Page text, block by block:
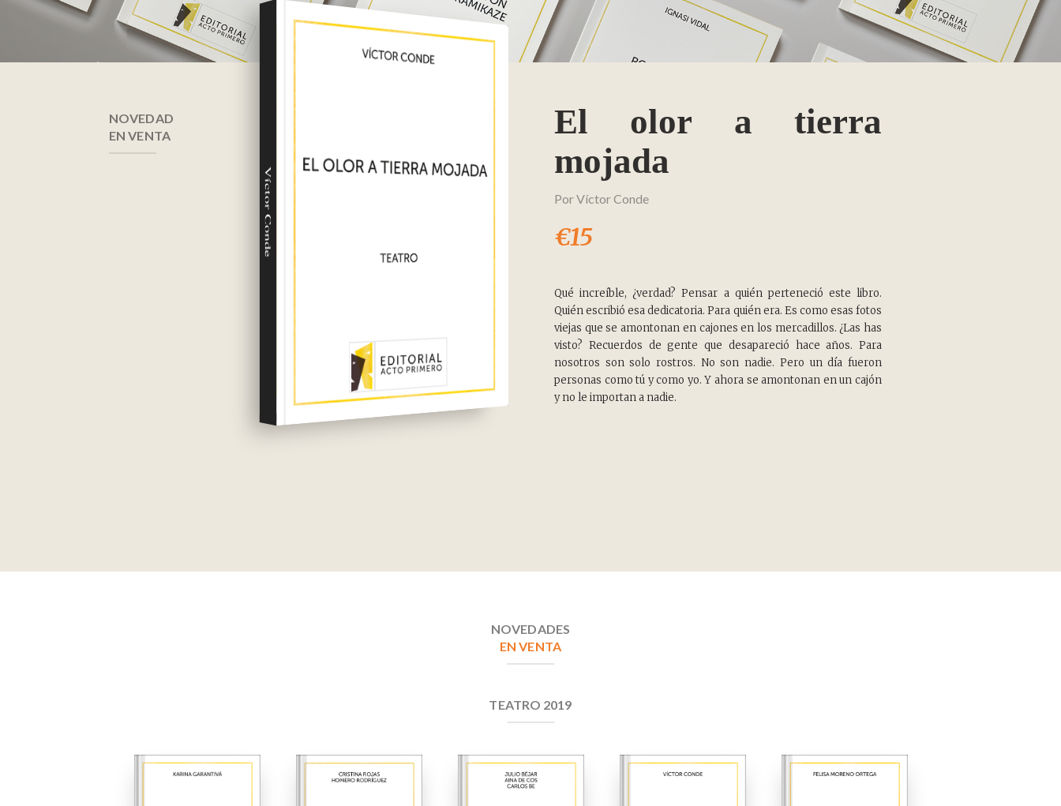
NOVEDAD
EN VENTA
Víctor Conde
El olor a tierra
mojada
PorVíctor Conde
€15
Qué increíble, ¿verdad? Pensar a quién perteneció este libro.
Quién escribió esa dedicatoria. Para quién era. Es como esas fotos
viejas que se amontonan en cajones en los mercadillos. ¿Las has
visto? Recuerdos de gente que desapareció hace años. Para
nosotros son solo rostros. No son nadie. Pero un día fueron
personas como tú y como yo. Y ahora se amontonan en un cajón
y no le importan a nadie.
NOVEDADES
EN VENTA
TEATRO 2019